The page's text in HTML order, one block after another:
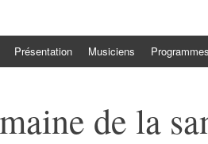
Présentation Musiciens Programmes
de la